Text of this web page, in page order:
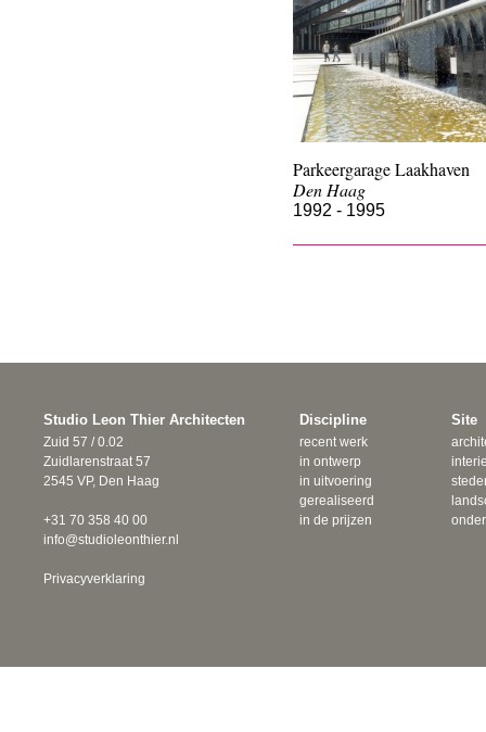
Parkeergarage Laakhaven
Den Haag
1992 - 1995
Studio Leon Thier Architecten
Zuid 57 / 0.02
Zuidlarenstraat 57
2545 VP, Den Haag
+31 70 358 40 00
info@studioleonthier.nl
Privacyverklaring
Discipline
recent werk
in ontwerp
in uitvoering
gerealiseerd
in de prijzen
Site